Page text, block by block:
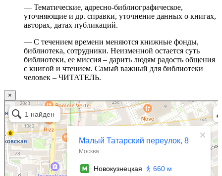
— Тематические, адресно-библиографическое,
уточняющие и др. справки, уточнение данных о книгах,
авторах, датах публикаций.
— С течением времени меняются книжные фонды,
библиотека, сотрудники. Неизменной остается суть
библиотеки, ее миссия – дарить людям радость общения
с книгой и чтением. Самый важный для библиотеки
человек – ЧИТАТЕЛЬ.
×
Москва
Малый Татарский переулок, 8 на карте Москвы, ближайшее метро Новокузнецкая —
Яндекс.Карты